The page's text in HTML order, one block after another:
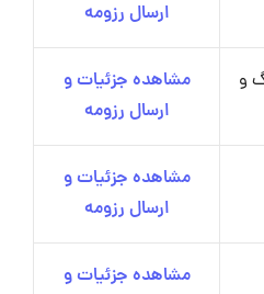
ارسال رزومه
و
مشاهده جزئیات و
ارسال رزومه
مشاهده جزئیات و
ارسال رزومه
مشاهده جزئیات و